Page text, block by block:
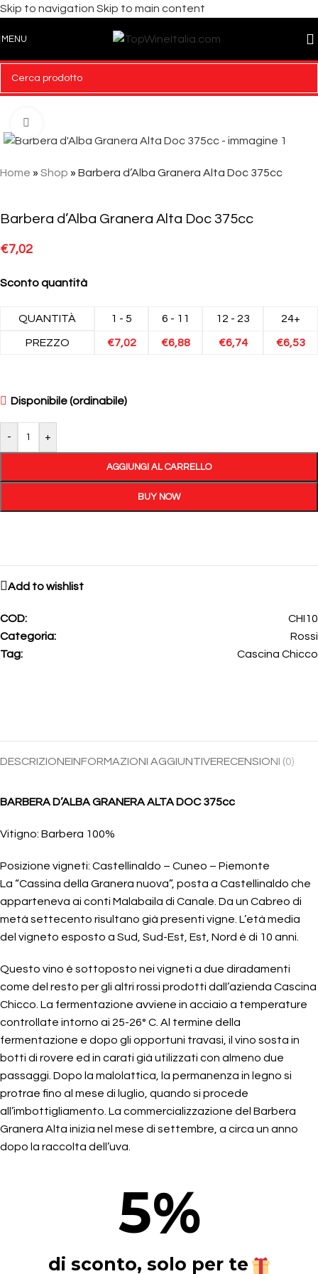
Skip to navigation Skip to main content
MENU
Home » Shop » Barbera d’Alba Granera Alta Doc 375cc
Barbera d’Alba Granera Alta Doc 375cc
€7,02
Sconto quantità
QUANTITÀ 1 - 5 6 - 11 12 - 23 24+
PREZZO €7,02 €6,88 €6,74 €6,53
Disponibile (ordinabile)
- +
AGGIUNGI AL CARRELLO
BUY NOW
Add to wishlist
COD:
CHI10
Categoria:
Rossi
Tag:
Cascina Chicco
DESCRIZIONEINFORMAZIONI AGGIUNTIVERECENSIONI (0)
BARBERA D’ALBA GRANERA ALTA DOC 375cc
Vitigno: Barbera 100%
Posizione vigneti: Castellinaldo – Cuneo – Piemonte
La “Cassina della Granera nuova”, posta a Castellinaldo che
apparteneva ai conti Malabaila di Canale. Da un Cabreo di
metà settecento risultano già presenti vigne. L’età media
del vigneto esposto a Sud, Sud-Est, Est, Nord è di 10 anni.
Questo vino è sottoposto nei vigneti a due diradamenti
come del resto per gli altri rossi prodotti dall’azienda Cascina
Chicco. La fermentazione avviene in acciaio a temperature
controllate intorno ai 25-26° C. Al termine della
fermentazione e dopo gli opportuni travasi, il vino sosta in
botti di rovere ed in carati già utilizzati con almeno due
passaggi. Dopo la malolattica, la permanenza in legno si
protrae fino al mese di luglio, quando si procede
all’imbottigliamento. La commercializzazione del Barbera
Granera Alta inizia nel mese di settembre, a circa un anno
dopo la raccolta dell’uva.
5%
di sconto, solo per te